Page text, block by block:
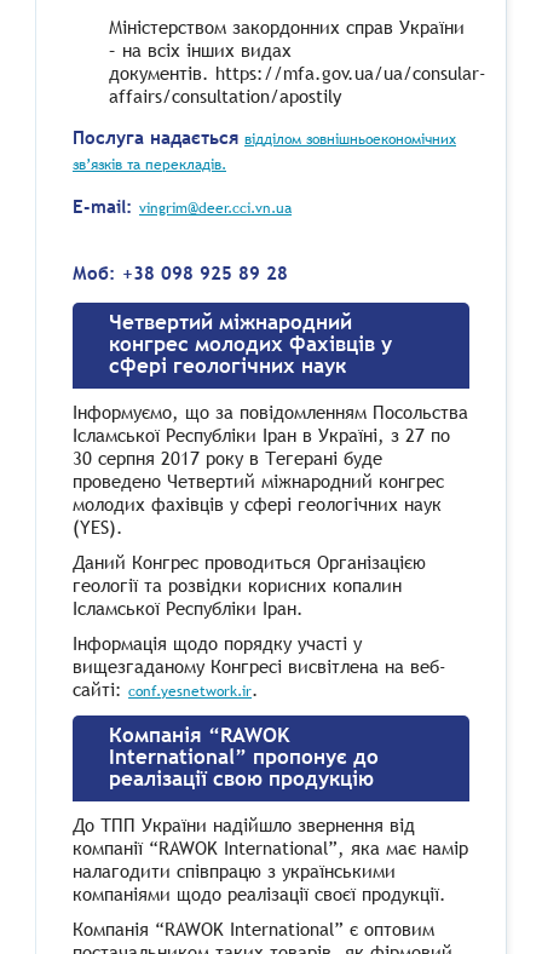
Міністерством закордонних справ України
– на всіх інших видах
документів. https://mfa.gov.ua/ua/consular-
affairs/consultation/apostily
Послуга надається відділом зовнішньоекономічних
зв’язків та перекладів.
E-mail: vingrim@deer.cci.vn.ua
Моб: +38 098 925 89 28
Четвертий міжнародний
конгрес молодих фахівців у
сфері геологічних наук
Інформуємо, що за повідомленням Посольства
Ісламської Республіки Іран в Україні, з 27 по
30 серпня 2017 року в Тегерані буде
проведено Четвертий міжнародний конгрес
молодих фахівців у сфері геологічних наук
(YES).
Даний Конгрес проводиться Організацією
геології та розвідки корисних копалин
Ісламської Республіки Іран.
Інформація щодо порядку участі у
вищезгаданому Конгресі висвітлена на веб-
сайті: conf.yesnetwork.ir.
Компанія “RAWOK
International” пропонує до
реалізації свою продукцію
До ТПП України надійшло звернення від
компанії “RAWOK International”, яка має намір
налагодити співпрацю з українськими
компаніями щодо реалізації своєї продукції.
Компанія “RAWOK International” є оптовим